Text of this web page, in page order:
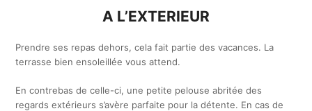
A L’EXTERIEUR
Prendre ses repas dehors, cela fait partie des vacances. La
terrasse bien ensoleillée vous attend.
En contrebas de celle-ci, une petite pelouse abritée des
regards extérieurs s’avère parfaite pour la détente. En cas de